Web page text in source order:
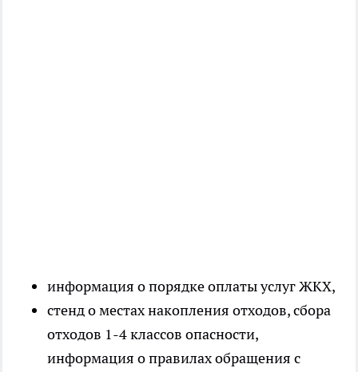
информация о порядке оплаты услуг ЖКХ,
стенд о местах накопления отходов, сбора
отходов 1-4 классов опасности,
информация о правилах обращения с